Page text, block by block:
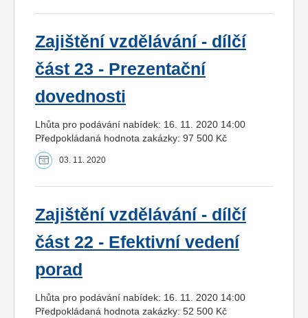
Zajištění vzdělávání - dílčí
část 23 - Prezentační
dovednosti
Lhůta pro podávání nabídek: 16. 11. 2020 14:00
Předpokládaná hodnota zakázky: 97 500 Kč
03. 11. 2020
Zajištění vzdělávání - dílčí
část 22 - Efektivní vedení
porad
Lhůta pro podávání nabídek: 16. 11. 2020 14:00
Předpokládaná hodnota zakázky: 52 500 Kč